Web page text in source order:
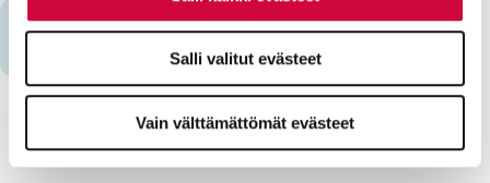
Salli valitut evästeet
Vain välttämättömät evästeet
14:15 –
Muutosneuvottelut
Tuominen Laura
15:45
Luottamusmiehen työssä jaksaminen
- välineitä työkalupakkiin, osa 2
Korhonen Tuija